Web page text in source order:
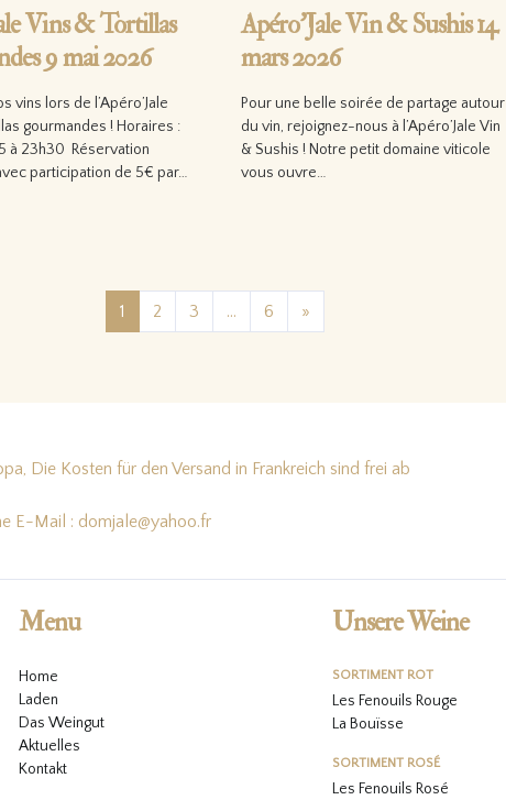
Vins & Tortillas
9 mai 2026
vins lors de l’Apéro’Jale
gourmandes ! Horaires :
à 23h30 Réservation
participation de 5€ par…
Apéro’Jale Vin & Sushis 14
mars 2026
Pour une belle soirée de partage autour
du vin, rejoignez-nous à l’Apéro’Jale Vin
& Sushis ! Notre petit domaine viticole
vous ouvre…
Posts navigation
1 2 3 … 6 »
Die Kosten für den Versand in Frankreich sind frei ab
E-Mail : domjale@yahoo.fr
Menu
Home
Laden
Das Weingut
Aktuelles
Kontakt
Unsere Weine
SORTIMENT ROT
Les Fenouils Rouge
La Bouïsse
SORTIMENT ROSÉ
Les Fenouils Rosé